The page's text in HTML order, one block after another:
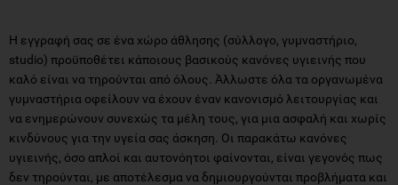
Η εγγραφή σας σε ένα χώρο άθλησης (σύλλογο, γυμναστήριο,
studio) προϋποθέτει κάποιους βασικούς κανόνες υγιεινής που
καλό είναι να τηρούνται από όλους. Άλλωστε όλα τα οργανωμένα
γυμναστήρια οφείλουν να έχουν έναν κανονισμό λειτουργίας και
να ενημερώνουν συνεχώς τα μέλη τους, για μια ασφαλή και χωρίς
κινδύνους για την υγεία σας άσκηση. Οι παρακάτω κανόνες
υγιεινής, όσο απλοί και αυτονόητοι φαίνονται, είναι γεγονός πως
δεν τηρούνται, με αποτέλεσμα να δημιουργούνται προβλήματα και